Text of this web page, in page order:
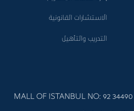
MALL OF ISTANBUL NO: 92
الاستشارات القانونية
التدريب والتأهيل